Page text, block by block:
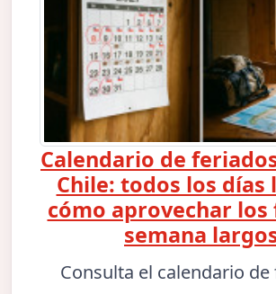
Calendario de
Chile: todos los días
cómo aprovechar los
semana
Consulta el calendario